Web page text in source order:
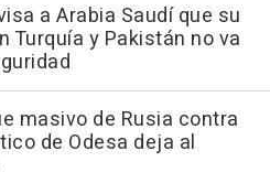
a Arabia Saudí que su
Turquía y Pakistán no va
masivo de Rusia contra
de Odesa deja al